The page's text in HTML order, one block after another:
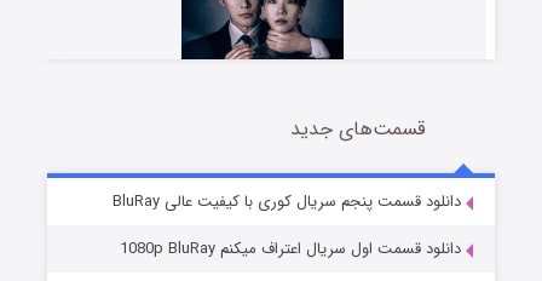
قسمت8 (زیرنویس) منتشر شد
قسمت‌های جدید
دانلود قسمت پنجم سریال کوری با کیفیت عالی BluRay
دانلود قسمت اول سریال اعتراف میکنم 1080p BluRay